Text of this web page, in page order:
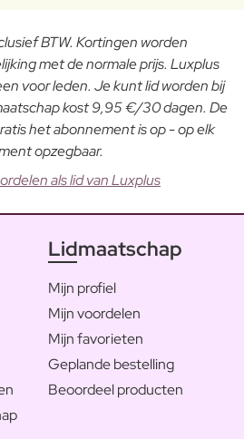
BTW. Kortingen worden
met de normale prijs. Luxplus
voor leden. Je kunt lid worden bij
kost 9,95 €/30 dagen. De
het abonnement is op - op elk
opzegbaar.
als lid van Luxplus
Lidmaatschap
Mijn profiel
Mijn voordelen
Mijn favorieten
Geplande bestelling
Beoordeel producten